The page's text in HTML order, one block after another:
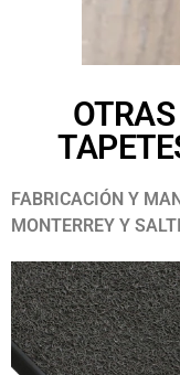
FABRICACIÓN Y
MONTERREY Y